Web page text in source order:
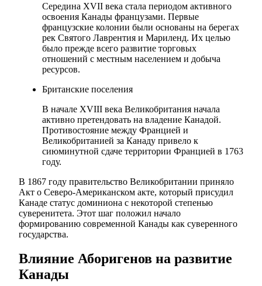
Середина XVII века стала периодом активного
освоения Канады французами. Первые
французские колонии были основаны на берегах
рек Святого Лаврентия и Мариленд. Их целью
было прежде всего развитие торговых
отношений с местным населением и добыча
ресурсов.
Британские поселения
В начале XVIII века Великобритания начала
активно претендовать на владение Канадой.
Противостояние между Францией и
Великобританией за Канаду привело к
сиюминутной сдаче территории Францией в 1763
году.
В 1867 году правительство Великобритании приняло
Акт о Северо-Американском акте, который присудил
Канаде статус доминиона с некоторой степенью
суверенитета. Этот шаг положил начало
формированию современной Канады как суверенного
государства.
Влияние Аборигенов на развитие
Канады